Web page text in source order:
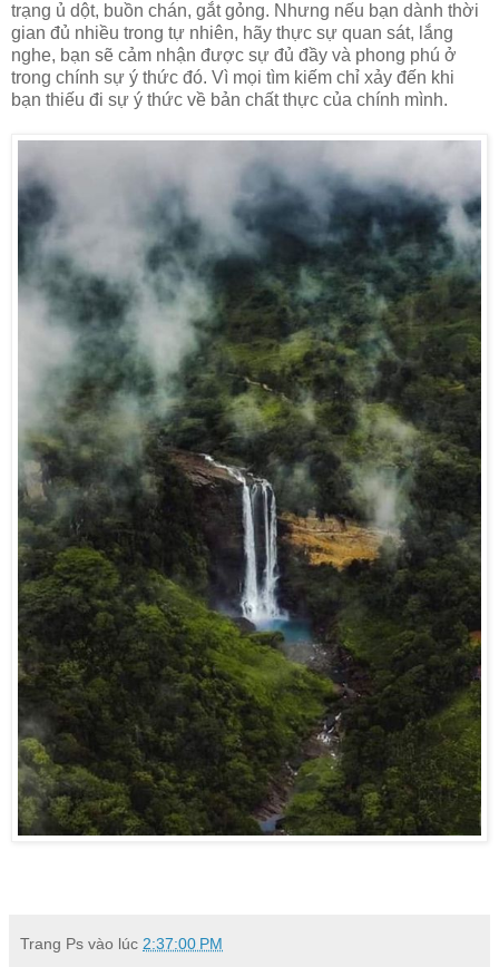
trạng ủ dột, buồn chán, gắt gỏng. Nhưng nếu bạn dành thời
gian đủ nhiều trong tự nhiên, hãy thực sự quan sát, lắng
nghe, bạn sẽ cảm nhận được sự đủ đầy và phong phú ở
trong chính sự ý thức đó. Vì mọi tìm kiếm chỉ xảy đến khi
bạn thiếu đi sự ý thức về bản chất thực của chính mình.
Trang Ps vào lúc 2:37:00 PM